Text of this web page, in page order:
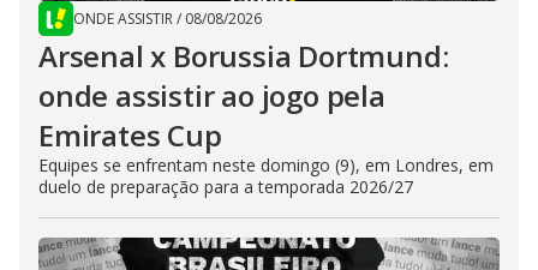
ONDE ASSISTIR/ 08/08/2026
Arsenal x Borussia Dortmund:
onde assistir ao jogo pela
Emirates Cup
Equipes se enfrentam neste domingo (9), em Londres, em
duelo de preparação para a temporada 2026/27